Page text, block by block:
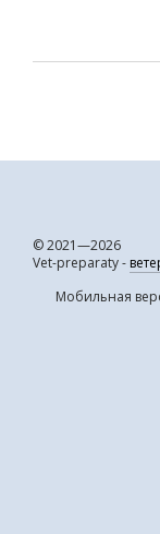
© 2021—2026
Vet-preparaty -
Мобильная